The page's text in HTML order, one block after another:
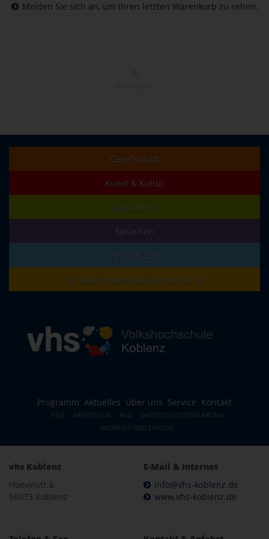
Melden Sie sich an, um Ihren letzten Warenkorb zu sehen.
Gesellschaft
Kunst & Kultur
Gesundheit
Sprachen
Beruf & EDV
Schulabschlüsse & Grundbildung
Programm Aktuelles Über uns Service Kontakt
FAQ IMPRESSUM AGB
DATENSCHUTZERKLÄRUNG
WIDERRUFSBELEHRUNG
vhs Koblenz
Hoevelstr.6
56073 Koblenz
E-Mail & Internet
info@vhs-koblenz.de
www.vhs-koblenz.de